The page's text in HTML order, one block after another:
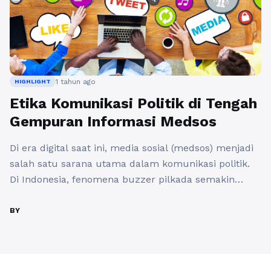
HIGHLIGHT 1 tahun ago
Etika Komunikasi Politik di Tengah
Gempuran Informasi Medsos
Di era digital saat ini, media sosial (medsos) menjadi
salah satu sarana utama dalam komunikasi politik.
Di Indonesia, fenomena buzzer pilkada semakin
digunakan untuk mempengaruhi opini publik dan
BY